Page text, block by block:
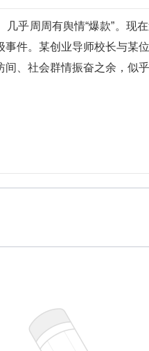
乎周周有舆情“爆款”。现
件。某创业导师校长与某
、社会群情振奋之余，似